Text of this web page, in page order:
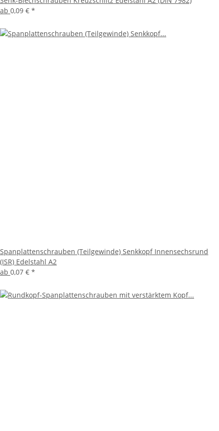
ab 0,09 € *
Spanplattenschrauben (Teilgewinde) Senkkopf Innensechsrund
(ISR) Edelstahl A2
ab 0,07 € *